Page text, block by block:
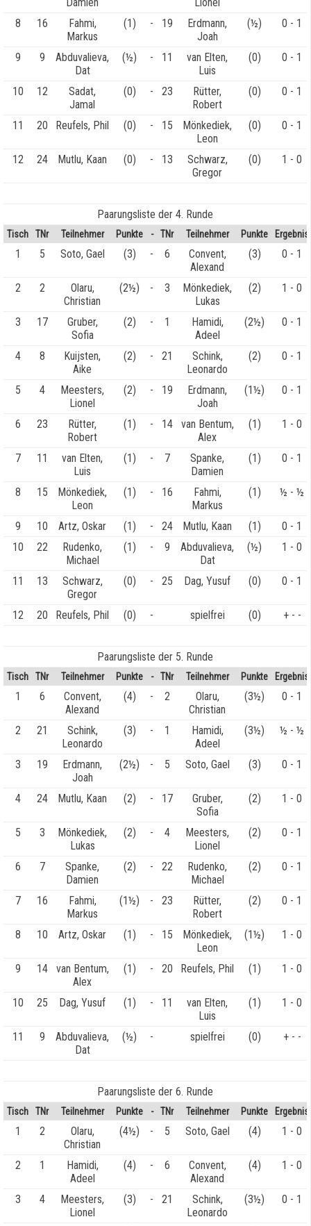
Damien
Lionel
8
16
Fahmi,
Markus
(1) - 19
Erdmann,
Joah
(½) 0 - 1
9 9
Abduvalieva,
Dat
(½) - 11
van Elten,
Luis
(0) 0 - 1
10 12
Sadat,
Jamal
(0) - 23
Rütter,
Robert
(0) 0 - 1
11 20 Reufels, Phil (0) - 15
Mönkediek,
Leon
(0) 0 - 1
12 24 Mutlu, Kaan (0) - 13
Schwarz,
Gregor
(0) 1 - 0
Paarungsliste der 4. Runde
Tisch TNr Teilnehmer Punkte - TNr Teilnehmer Punkte Ergebnis
1 5 Soto, Gael (3) - 6
Convent,
Alexand
(3) 0 - 1
2 2
Olaru,
Christian
(2½) - 3
Mönkediek,
Lukas
(2) 1 - 0
3 17
Gruber,
Sofia
(2) - 1
Hamidi,
Adeel
(2½) 0 - 1
4 8
Kuijsten,
Aike
(2) - 21
Schink,
Leonardo
(2) 0 - 1
5 4
Meesters,
Lionel
(2) - 19
Erdmann,
Joah
(1½) 0 - 1
6 23
Rütter,
Robert
(1) - 14
van Bentum,
Alex
(1) 1 - 0
7 11
van Elten,
Luis
(1) - 7
Spanke,
Damien
(1) 0 - 1
8 15
Mönkediek,
Leon
(1) - 16
Fahmi,
Markus
(1) ½ - ½
9 10 Artz, Oskar (1) - 24 Mutlu, Kaan (1)
0 - 1
10
22
Rudenko,
Michael
(1) - 9
Abduvalieva,
Dat
(½) 1 - 0
11 13
Schwarz,
Gregor
(0) - 25 Dag, Yusuf (0) 0 - 1
12 20 Reufels, Phil (0) - spielfrei (0) + - -
Paarungsliste der 5. Runde
Tisch TNr Teilnehmer Punkte - TNr Teilnehmer Punkte Ergebnis
1 6
Convent,
Alexand
(4) - 2
Olaru,
Christian
(3½) 0 - 1
2 21
Schink,
Leonardo
(3) - 1
Hamidi,
Adeel
(3½) ½ - ½
3 19
Erdmann,
Joah
(2½) - 5 Soto, Gael (3) 0 - 1
4 24 Mutlu, Kaan (2) - 17
Gruber,
Sofia
(2) 1 - 0
5 3
Mönkediek,
Lukas
(2) - 4
Meesters,
Lionel
(2) 0 - 1
6 7
Spanke,
Damien
(2) - 22
Rudenko,
Michael
(2) 0 - 1
7 16
Fahmi,
Markus
(1½) - 23
Rütter,
Robert
(2) 0 - 1
8 10 Artz, Oskar (1) - 15
Mönkediek,
Leon
(1½) 1 - 0
9 14
van Bentum,
Alex
(1) - 20 Reufels, Phil (1) 1 - 0
10 25 Dag, Yusuf (1) - 11
van Elten,
Luis
(1) 1 - 0
11 9
Abduvalieva,
Dat
(½) - spielfrei (0) + - -
Paarungsliste der 6. Runde
Tisch TNr Teilnehmer Punkte - TNr Teilnehmer Punkte Ergebnis
1 2
Olaru,
Christian
(4½) - 5 Soto, Gael (4) 1 - 0
2 1
Hamidi,
Adeel
(4) - 6
Convent,
Alexand
(4) 1 - 0
3 4
Meesters,
Lionel
(3) - 21
Schink,
Leonardo
(3½) 0 - 1